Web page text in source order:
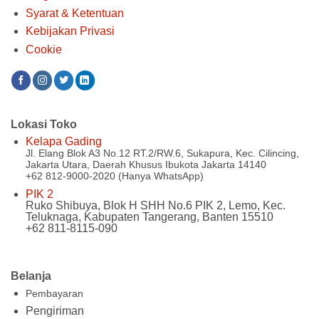
Syarat & Ketentuan
Kebijakan Privasi
Cookie
Belanja
Pembayaran
Pengiriman
Lokasi Toko
Kelapa Gading
Jl. Elang Blok A3 No.12 RT.2/RW.6, Sukapura, Kec. Cilincing,
Jakarta Utara, Daerah Khusus Ibukota Jakarta 14140
+62 812-9000-2020 (Hanya WhatsApp)
PIK 2
Ruko Shibuya, Blok H SHH No.6 PIK 2, Lemo, Kec.
Teluknaga, Kabupaten Tangerang, Banten 15510
+62 811-8115-090